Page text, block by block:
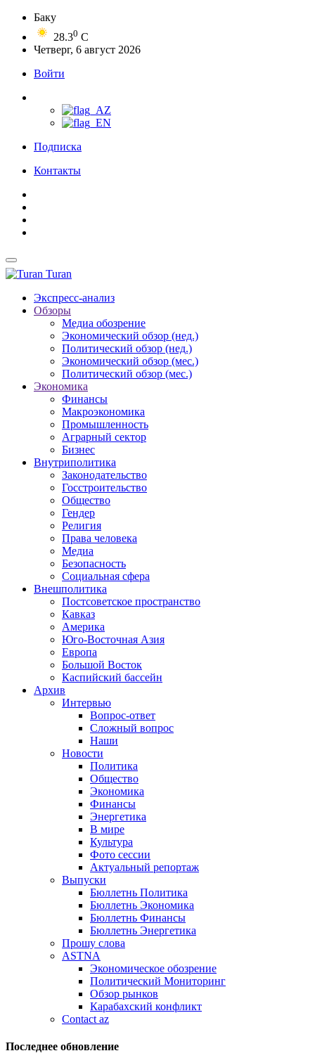
Баку
28.30 C
Четверг, 6 август 2026
Войти
Подписка
Контакты
Turan
Экспресс-анализ
Обзоры
Медиа обозрение
Экономический обзор (нед.)
Политический обзор (нед.)
Экономический обзор (мес.)
Политический обзор (мес.)
Экономика
Финансы
Макроэкономика
Промышленность
Аграрный сектор
Бизнес
Внутриполитика
Законодательство
Госстроительство
Общество
Гендер
Религия
Права человека
Медиа
Безопасность
Социальная сфера
Внешполитика
Постсоветское пространство
Кавказ
Америка
Юго-Восточная Азия
Европа
Большой Восток
Каспийский бассейн
Архив
Интервью
Вопрос-ответ
Сложный вопрос
Наши
Новости
Политика
Общество
Экономика
Финансы
Энергетика
В мире
Культура
Фото сессии
Актуальный репортаж
Выпуски
Бюллетнь Политика
Бюллетнь Экономика
Бюллетнь Финансы
Бюллетнь Энергетика
Прошу слова
ASTNA
Экономическое обозрение
Политический Мониторинг
Обзор рынков
Карабахский конфликт
Contact az
Последнее обновление